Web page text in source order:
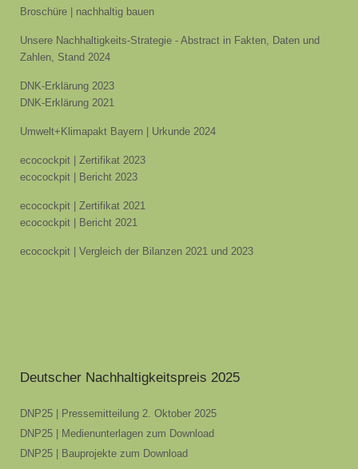
Broschüre | nachhaltig bauen
Unsere Nachhaltigkeits-Strategie - Abstract in Fakten, Daten und
Zahlen, Stand 2024
DNK-Erklärung 2023
DNK-Erklärung 2021
Umwelt+Klimapakt Bayern | Urkunde 2024
ecocockpit | Zertifikat 2023
ecocockpit | Bericht 2023
ecocockpit | Zertifikat 2021
ecocockpit | Bericht 2021
ecocockpit | Vergleich der Bilanzen 2021 und 2023
Deutscher Nachhaltigkeitspreis 2025
DNP25 | Pressemitteilung 2. Oktober 2025
DNP25 | Medienunterlagen zum Download
DNP25 | Bauprojekte zum Download